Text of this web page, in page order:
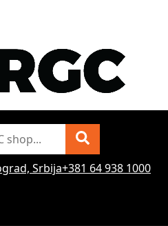
Srbija+381 64 938 1000